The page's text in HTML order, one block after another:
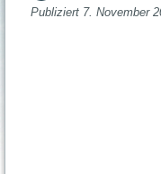
Publiziert 7. November